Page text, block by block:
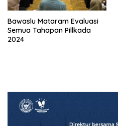
Bawaslu Mataram Evaluasi
Semua Tahapan Pillkada
2024